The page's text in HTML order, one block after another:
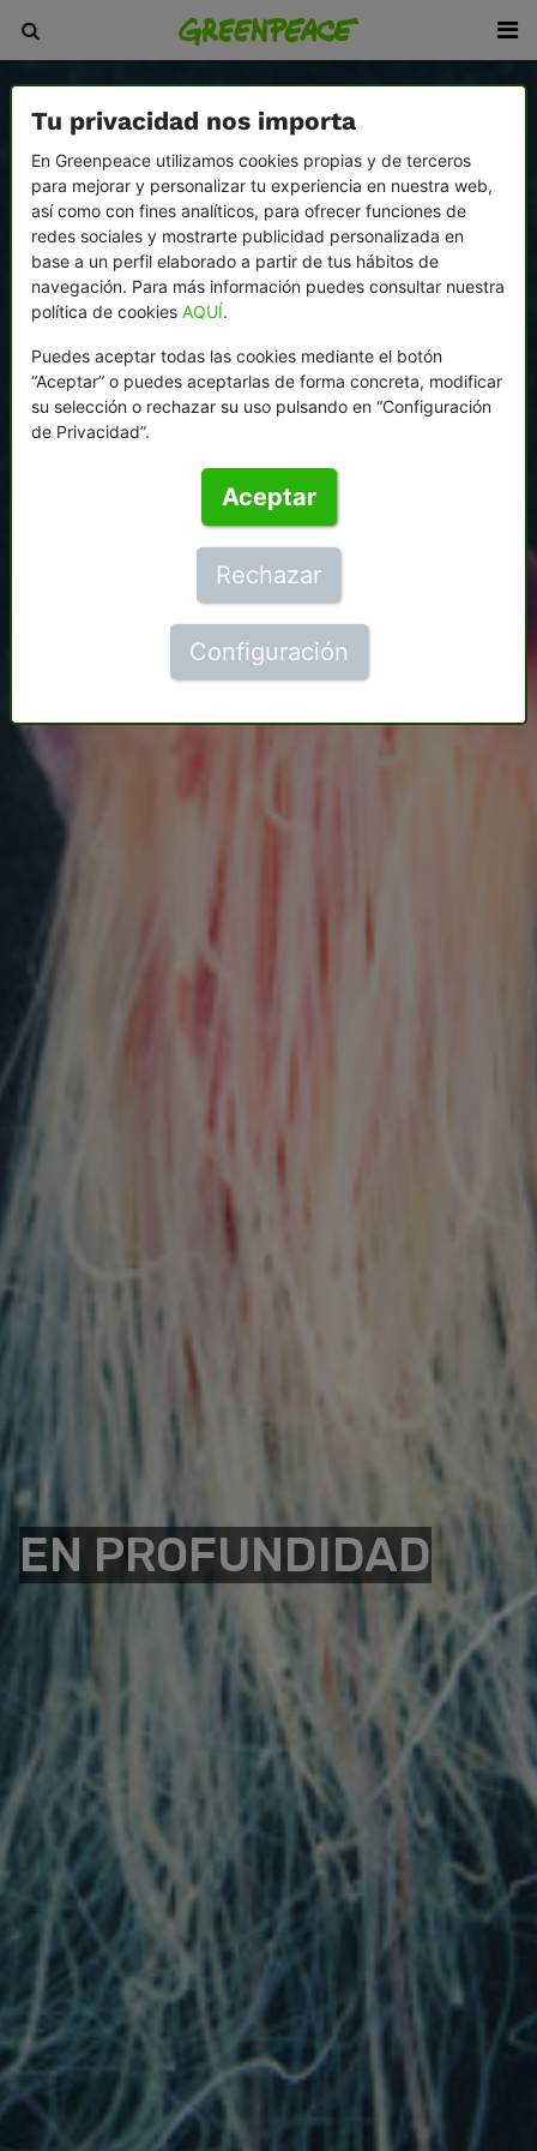
EN PROFUNDIDAD
Tu privacidad nos importa
En Greenpeace utilizamos cookies propias y de terceros
para mejorar y personalizar tu experiencia en nuestra web,
así como con fines analíticos, para ofrecer funciones de
redes sociales y mostrarte publicidad personalizada en
base a un perfil elaborado a partir de tus hábitos de
navegación. Para más información puedes consultar nuestra
política de cookies AQUÍ.
Puedes aceptar todas las cookies mediante el botón
“Aceptar” o puedes aceptarlas de forma concreta, modificar
su selección o rechazar su uso pulsando en “Configuración
de Privacidad”.
Aceptar
Rechazar
Configuración